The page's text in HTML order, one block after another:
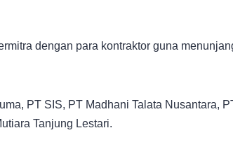
dengan para kontraktor guna
PT SIS, PT Madhani Talata Nusantara,
Tanjung Lestari.